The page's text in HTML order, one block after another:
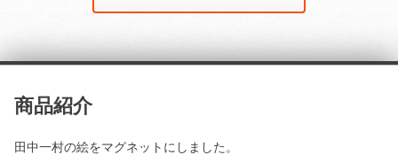
商品紹介
田中一村の絵をマグネットにしました。